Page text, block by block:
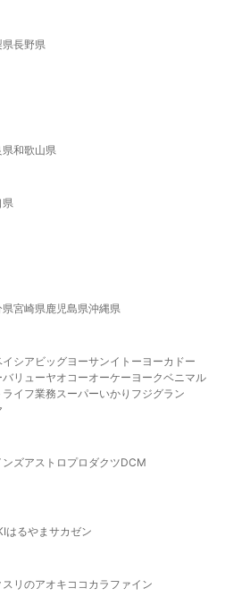
県長野県
県和歌山県
県
県宮崎県鹿児島県沖縄県
イシア ビッグヨーサンイトーヨーカドー
リューヤオコーオーケー ヨークベニマル
ライフ業務スーパーいかり フジグラン
ンズアストロプロダクツDCM
はるやま サカゼン
スリのアオキココカラファイン